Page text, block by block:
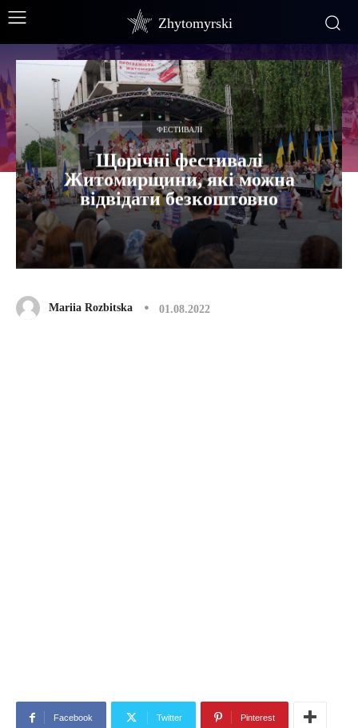
Zhytomyrski
ФЕСТИВАЛІ
Щорічні фестивалі
Житомирщини, які можна
відвідати безкоштовно
Mariia Rozbitska 01.08.2022
Facebook Twitter Pinterest